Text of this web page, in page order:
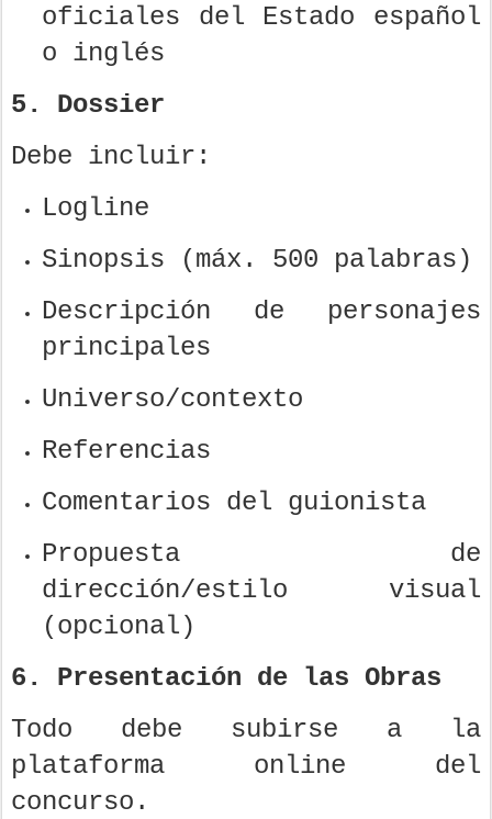
oficiales del Estado español
o inglés
5. Dossier
Debe incluir:
Logline
Sinopsis (máx. 500 palabras)
Descripción de personajes
principales
Universo/contexto
Referencias
Comentarios del guionista
Propuesta de
dirección/estilo visual
(opcional)
6. Presentación de las Obras
Todo debe subirse a la
plataforma online del
concurso.